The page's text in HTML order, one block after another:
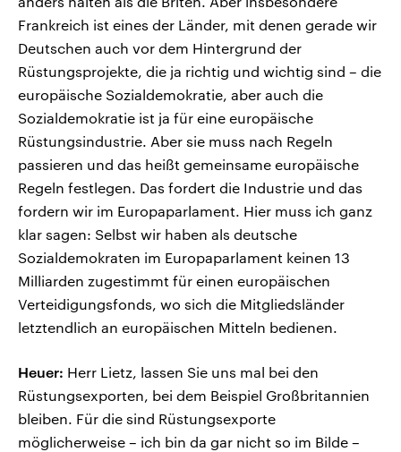
Frankreich ist eines der Länder, mit denen gerade wir
Deutschen auch vor dem Hintergrund der
Rüstungsprojekte, die ja richtig und wichtig sind – die
europäische Sozialdemokratie, aber auch die
Sozialdemokratie ist ja für eine europäische
Rüstungsindustrie. Aber sie muss nach Regeln
passieren und das heißt gemeinsame europäische
Regeln festlegen. Das fordert die Industrie und das
fordern wir im Europaparlament. Hier muss ich ganz
klar sagen: Selbst wir haben als deutsche
Sozialdemokraten im Europaparlament keinen 13
Milliarden zugestimmt für einen europäischen
Verteidigungsfonds, wo sich die Mitgliedsländer
letztendlich an europäischen Mitteln bedienen.
Heuer: Herr Lietz, lassen Sie uns mal bei den
Rüstungsexporten, bei dem Beispiel Großbritannien
bleiben. Für die sind Rüstungsexporte
möglicherweise – ich bin da gar nicht so im Bilde –